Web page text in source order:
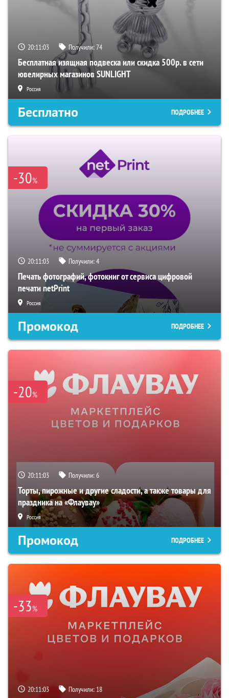
20:11:02 Получили:74
Бесплатная изящная подвеска или скидка 500р. в сети
ювелирных магазинов SUNLIGHT
Россия
Бесплатно ПОДРОБНЕЕ
-30%
20:11:02 Получили:4
Печать фотографий, фотокниг от сервиса цифровой
печати netPrint
Россия
Промокод ПОДРОБНЕЕ
-20%
20:11:02 Получили:6
Торты, пирожные и другие сладости, а также товары для
праздника на «Флаувау»
Россия
Промокод ПОДРОБНЕЕ
-33%
20:11:02 Получили: 18